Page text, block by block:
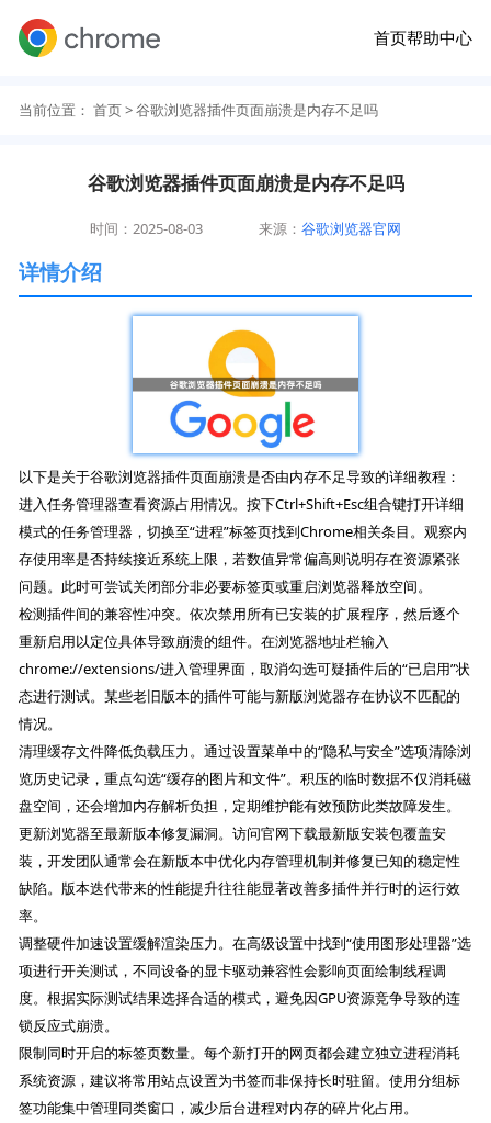
首页帮助中心
当前位置： 首页> 谷歌浏览器插件页面崩溃是内存不足吗
谷歌浏览器插件页面崩溃是内存不足吗
时间：2025-08-03 来源：谷歌浏览器官网
详情介绍
以下是关于谷歌浏览器插件页面崩溃是否由内存不足导致的详细教程：
进入任务管理器查看资源占用情况。按下Ctrl+Shift+Esc组合键打开详细
模式的任务管理器，切换至“进程”标签页找到Chrome相关条目。观察内
存使用率是否持续接近系统上限，若数值异常偏高则说明存在资源紧张
问题。此时可尝试关闭部分非必要标签页或重启浏览器释放空间。
检测插件间的兼容性冲突。依次禁用所有已安装的扩展程序，然后逐个
重新启用以定位具体导致崩溃的组件。在浏览器地址栏输入
chrome://extensions/进入管理界面，取消勾选可疑插件后的“已启用”状
态进行测试。某些老旧版本的插件可能与新版浏览器存在协议不匹配的
情况。
清理缓存文件降低负载压力。通过设置菜单中的“隐私与安全”选项清除浏
览历史记录，重点勾选“缓存的图片和文件”。积压的临时数据不仅消耗磁
盘空间，还会增加内存解析负担，定期维护能有效预防此类故障发生。
更新浏览器至最新版本修复漏洞。访问官网下载最新版安装包覆盖安
装，开发团队通常会在新版本中优化内存管理机制并修复已知的稳定性
缺陷。版本迭代带来的性能提升往往能显著改善多插件并行时的运行效
率。
调整硬件加速设置缓解渲染压力。在高级设置中找到“使用图形处理器”选
项进行开关测试，不同设备的显卡驱动兼容性会影响页面绘制线程调
度。根据实际测试结果选择合适的模式，避免因GPU资源竞争导致的连
锁反应式崩溃。
限制同时开启的标签页数量。每个新打开的网页都会建立独立进程消耗
系统资源，建议将常用站点设置为书签而非保持长时驻留。使用分组标
签功能集中管理同类窗口，减少后台进程对内存的碎片化占用。